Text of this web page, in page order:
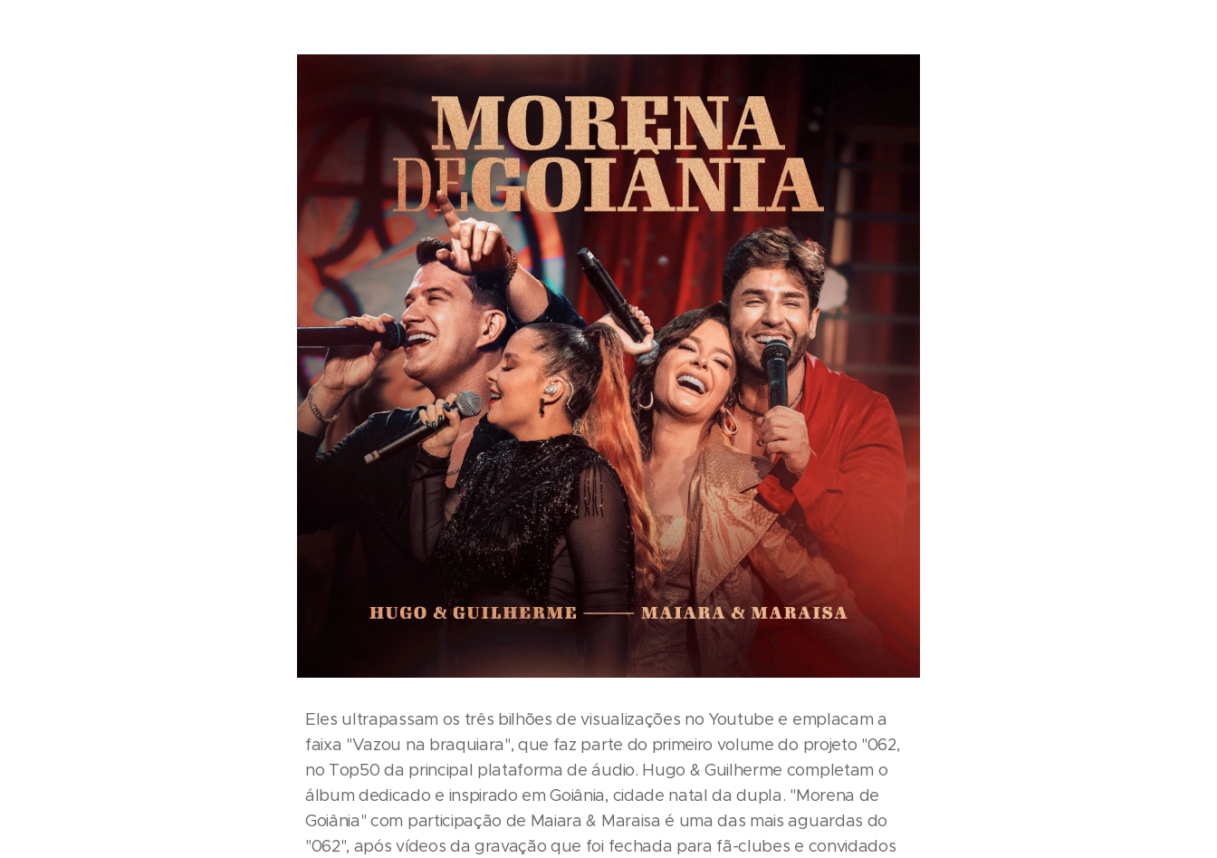
Eles ultrapassam os três bilhões de visualizações no Youtube e emplacam a
faixa "Vazou na braquiara", que faz parte do primeiro volume do projeto "062,
no Top50 da principal plataforma de áudio. Hugo & Guilherme completam o
álbum dedicado e inspirado em Goiânia, cidade natal da dupla. "Morena de
Goiânia" com participação de Maiara & Maraisa é uma das mais aguardas do
"062", após vídeos da gravação que foi fechada para fã-clubes e convidados